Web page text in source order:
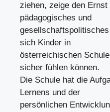
ziehen, zeige den
pädagogisches und
sich Kinder in
österreichischen
sicher fühlen können.
Die Schule hat die
Lernens und der
persönlichen